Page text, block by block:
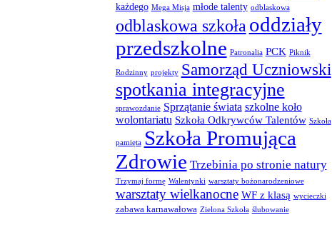
każdego Mega Misja młode talenty odblaskowa
odblaskowa szkoła oddziały
przedszkolne Patronalia PCK Piknik
Rodzinny projekty Samorząd Uczniowski
spotkania integracyjne
sprawozdanie Sprzątanie świata szkolne koło
wolontariatu Szkoła Odkrywców Talentów Szkoła
pamięta Szkoła Promująca
Zdrowie Trzebinia po stronie natury
Trzymaj formę Walentynki warsztaty bożonarodzeniowe
warsztaty wielkanocne WF z klasą wycieczki
zabawa karnawałowa Zielona Szkoła ślubowanie